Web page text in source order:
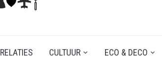
RELATIES CULTUUR ECO & DECO